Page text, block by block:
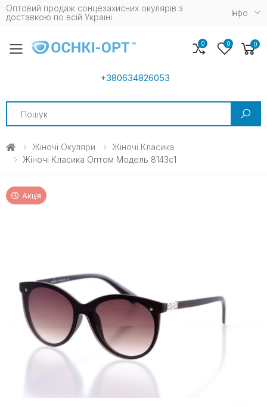
Оптовий продаж сонцезахисних окулярів з
доставкою по всій Україні
Iнфо
Toggle mobile menu
+380634826053
Search
0 0 0
Жіночі Окуляри
Жіночі Класика
Жіночі Класика Оптом Модель 8143c1
Акція